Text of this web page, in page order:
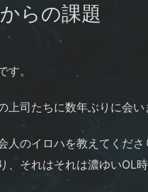
らの課題
。
上司たちに数年ぶりに会い
人のイロハを教えてくだ
、それはそれは濃ゆいOL時